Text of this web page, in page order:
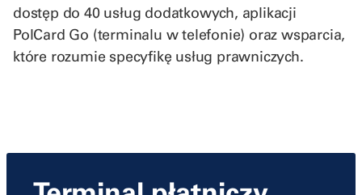
dostęp do 40 usług dodatkowych, aplikacji
PolCard Go (terminalu w telefonie) oraz wsparcia,
które rozumie specyfikę usług prawniczych.